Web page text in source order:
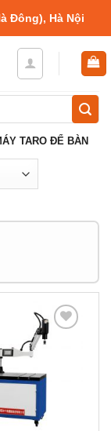
Đông), Hà Nội
TARO ĐỂ BÀN
wishlist